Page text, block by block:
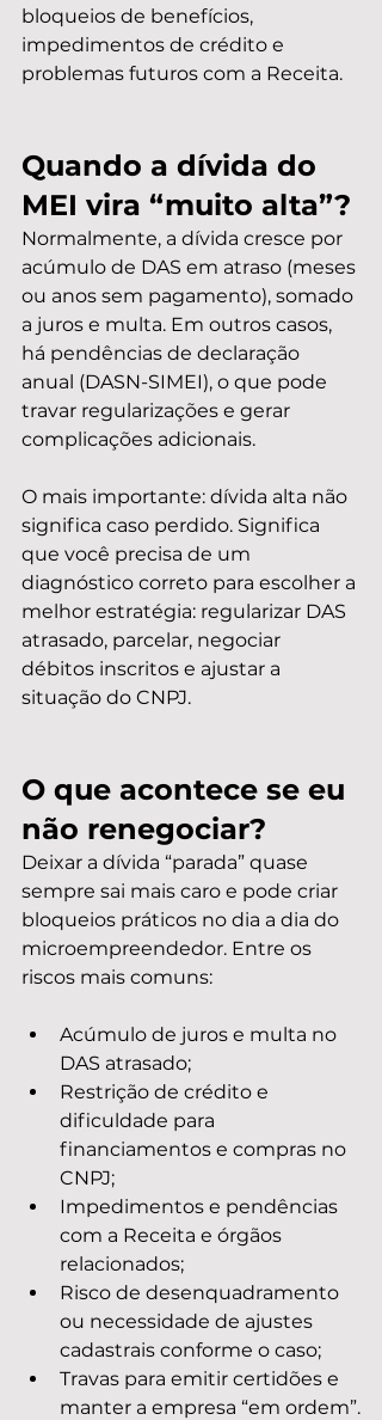
bloqueios de benefícios,
impedimentos de crédito e
problemas futuros com a Receita.
Quando a dívida do
MEI vira “muito alta”?
Normalmente, a dívida cresce por
acúmulo de DAS em atraso (meses
ou anos sem pagamento), somado
a juros e multa. Em outros casos,
há pendências de declaração
anual (DASN-SIMEI), o que pode
travar regularizações e gerar
complicações adicionais.
O mais importante: dívida alta não
significa caso perdido. Significa
que você precisa de um
diagnóstico correto para escolher a
melhor estratégia: regularizar DAS
atrasado, parcelar, negociar
débitos inscritos e ajustar a
situação do CNPJ.
O que acontece se eu
não renegociar?
Deixar a dívida “parada” quase
sempre sai mais caro e pode criar
bloqueios práticos no dia a dia do
microempreendedor. Entre os
riscos mais comuns:
Acúmulo de juros e multa no
DAS atrasado;
Restrição de crédito e
dificuldade para
financiamentos e compras no
CNPJ;
Impedimentos e pendências
com a Receita e órgãos
relacionados;
Risco de desenquadramento
ou necessidade de ajustes
cadastrais conforme o caso;
Travas para emitir certidões e
manter a empresa “em ordem”.